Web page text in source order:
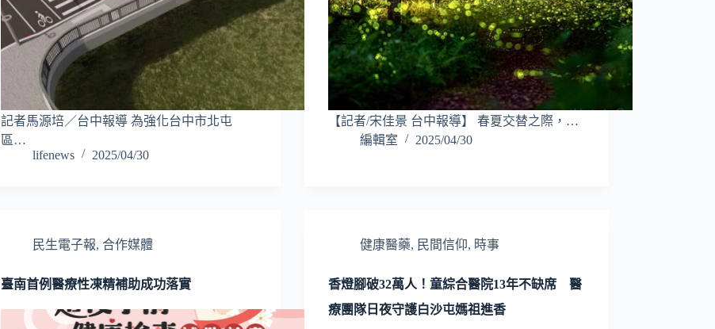
記者馬源培／台中報導 為強化台中市北屯
區…
lifenews
2025/04/30
【記者/宋佳景 台中報導】 春夏交替之際，…
編輯室
2025/04/30
民生電子報,合作媒體
臺南首例醫療性凍精補助成功落實
健康醫藥, 民間信仰, 時事
香燈腳破32萬人！童綜合醫院13年不缺席 醫
療團隊日夜守護白沙屯媽祖進香